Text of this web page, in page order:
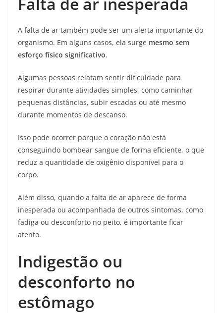
A falta de ar também pode ser um alerta importante do
organismo. Em alguns casos, ela surge mesmo sem
esforço físico significativo.
Algumas pessoas relatam sentir dificuldade para
respirar durante atividades simples, como caminhar
pequenas distâncias, subir escadas ou até mesmo
durante momentos de descanso.
Isso pode ocorrer porque o coração não está
conseguindo bombear sangue de forma eficiente, o que
reduz a quantidade de oxigênio disponível para o
corpo.
Além disso, quando a falta de ar aparece de forma
inesperada ou acompanhada de outros sintomas, como
fadiga ou desconforto no peito, é importante ficar
atento.
Indigestão ou
desconforto no
estômago